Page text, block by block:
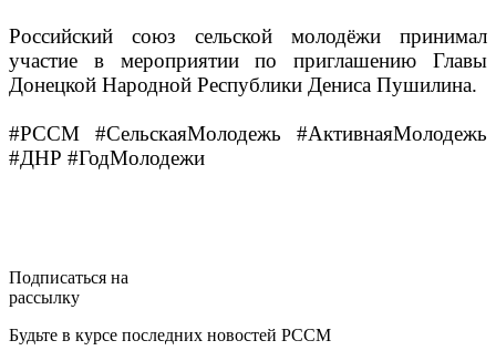
Российский союз сельской молодёжи принимал
участие в мероприятии по приглашению Главы
Донецкой Народной Республики Дениса Пушилина.
#РССМ #СельскаяМолодежь #АктивнаяМолодежь
#ДНР #ГодМолодежи
Подписаться на
рассылку
Будьте в курсе последних новостей РССМ